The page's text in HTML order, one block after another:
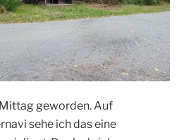
geworden. Auf
sehe ich das eine